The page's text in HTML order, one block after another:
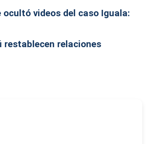
ocultó videos del caso Iguala:
restablecen relaciones